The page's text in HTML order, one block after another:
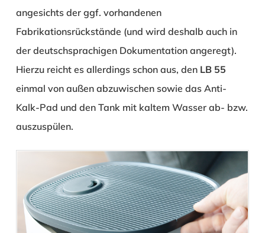
angesichts der ggf. vorhandenen
Fabrikationsrückstände (und wird deshalb auch in
der deutschsprachigen Dokumentation angeregt).
Hierzu reicht es allerdings schon aus, den LB 55
einmal von außen abzuwischen sowie das Anti-
Kalk-Pad und den Tank mit kaltem Wasser ab- bzw.
auszuspülen.